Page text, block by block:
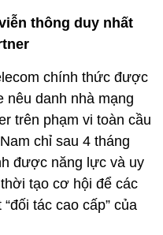
thông duy nhất
chính thức được
nêu danh nhà mạng
trên phạm vi toàn cầu
chỉ sau 4 tháng
được năng lực và uy
tạo cơ hội để các
tác cao cấp” của